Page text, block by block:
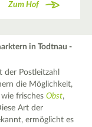
Zum Hof
in Todtnau -
der Postleitzahl
die Möglichkeit,
wie frischesObst,
Art der
ermöglicht es